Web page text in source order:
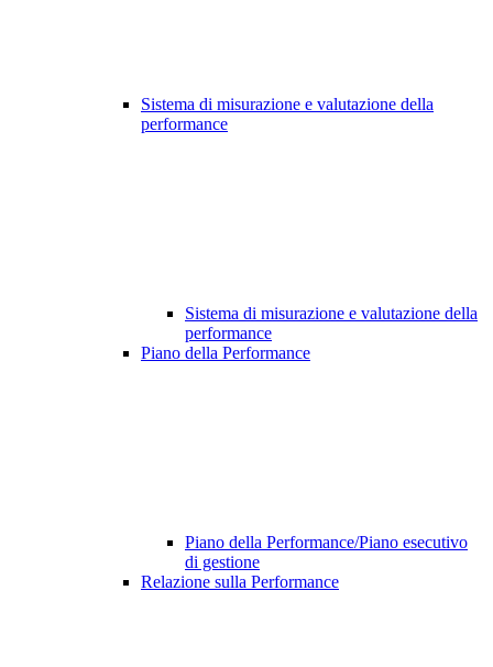
Sistema di misurazione e valutazione della
performance
Sistema di misurazione e valutazione della
performance
Piano della Performance
Piano della Performance/Piano esecutivo
di gestione
Relazione sulla Performance